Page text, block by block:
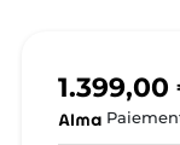
1.399,00